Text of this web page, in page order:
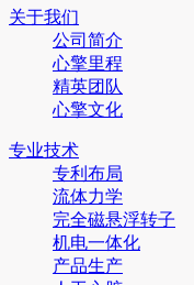
关于我们
公司简介
心擎里程
精英团队
心擎文化
专业技术
专利布局
流体力学
完全磁悬浮转子
机电一体化
产品生产